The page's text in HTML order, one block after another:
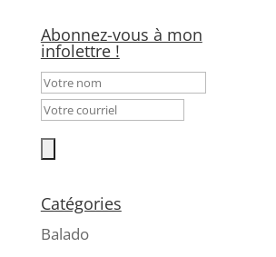
Abonnez-vous à mon
infolettre !
Catégories
Balado